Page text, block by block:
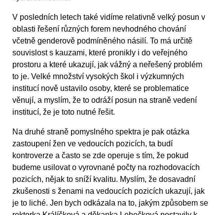
V posledních letech také vidíme relativně velký posun v
oblasti řešení různých forem nevhodného chování
včetně genderově podmíněného násilí. To má určitě
souvislost s kauzami, které pronikly i do veřejného
prostoru a které ukazují, jak vážný a neřešený problém
to je. Velké množství vysokých škol i výzkumných
institucí nově ustavilo osoby, které se problematice
věnují, a myslím, že to odráží posun na straně vedení
institucí, že je toto nutné řešit.
Na druhé straně pomyslného spektra je pak otázka
zastoupení žen ve vedoucích pozicích, ta budí
kontroverze a často se zde operuje s tím, že pokud
budeme usilovat o vyrovnané počty na rozhodovacích
pozicích, nějak to sníží kvalitu. Myslím, že dosavadní
zkušenosti s ženami na vedoucích pozicích ukazují, jak
je to liché. Jen bych odkázala na to, jakým způsobem se